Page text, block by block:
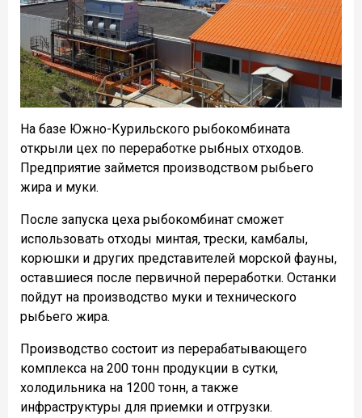
На базе Южно-Курильского рыбокомбината
открыли цех по переработке рыбных отходов.
Предприятие займется производством рыбьего
жира и муки.
После запуска цеха рыбокомбинат сможет
использовать отходы минтая, трески, камбалы,
корюшки и других представителей морской фауны,
оставшиеся после первичной переработки. Останки
пойдут на производство муки и технического
рыбьего жира.
Производство состоит из перерабатывающего
комплекса на 200 тонн продукции в сутки,
холодильника на 1200 тонн, а также
инфраструктуры для приемки и отгрузки.